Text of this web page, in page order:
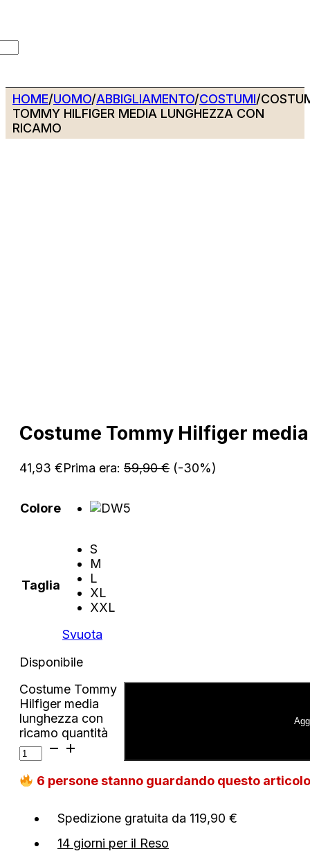
HOME/UOMO/ABBIGLIAMENTO/COSTUMI/
TOMMY HILFIGER MEDIA LUNGHEZZA CON
RICAMO
Costume Tommy Hilfiger
41,93 €Prima era: 59,90€ (-30%)
Colore
Taglia
S
M
L
XL
XXL
Svuota
Disponibile
Costume Tommy
Hilfiger media
lunghezza con
ricamo quantità
6 persone stanno guardando questo
Spedizione gratuita da 119,90 €
14 giorni per il Reso